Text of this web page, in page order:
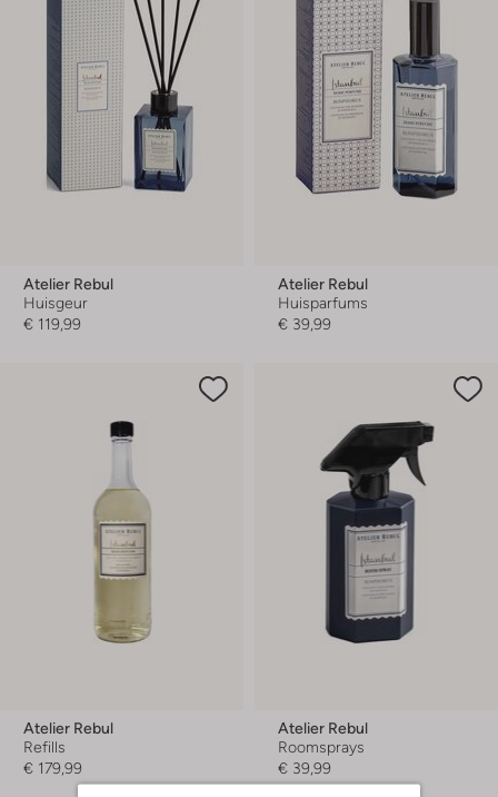
Atelier Rebul
Huisgeur
€ 119,99
Atelier Rebul
Huisparfums
€ 39,99
Atelier Rebul
Refills
€ 179,99
Atelier Rebul
Roomsprays
€ 39,99